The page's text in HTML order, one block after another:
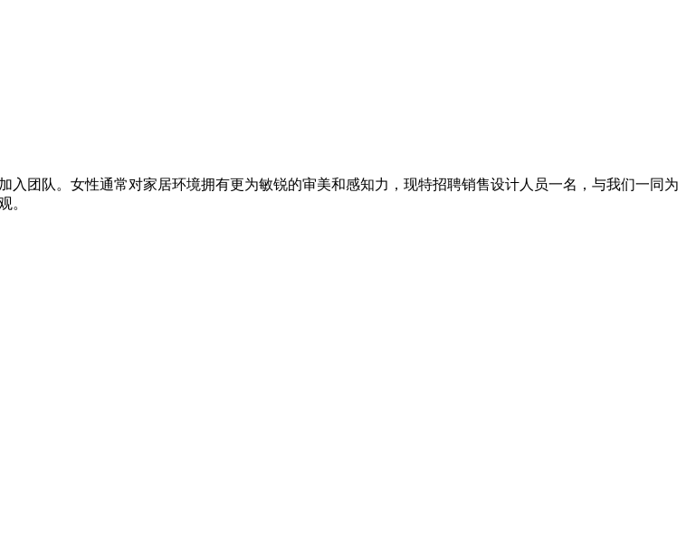
入团队。女性通常对家居环境拥有更为敏锐的审美和感知力，现特招聘销售设计人员一名，与我们一同为
。